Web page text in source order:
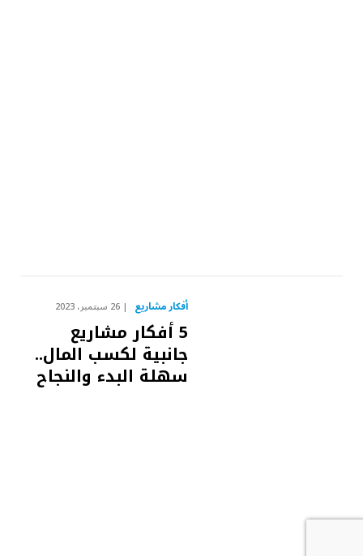
أفكار مشاريع 26 سبتمبر، 2023
5 أفكار مشاريع
جانبية لكسب المال..
سهلة البدء والنجاح